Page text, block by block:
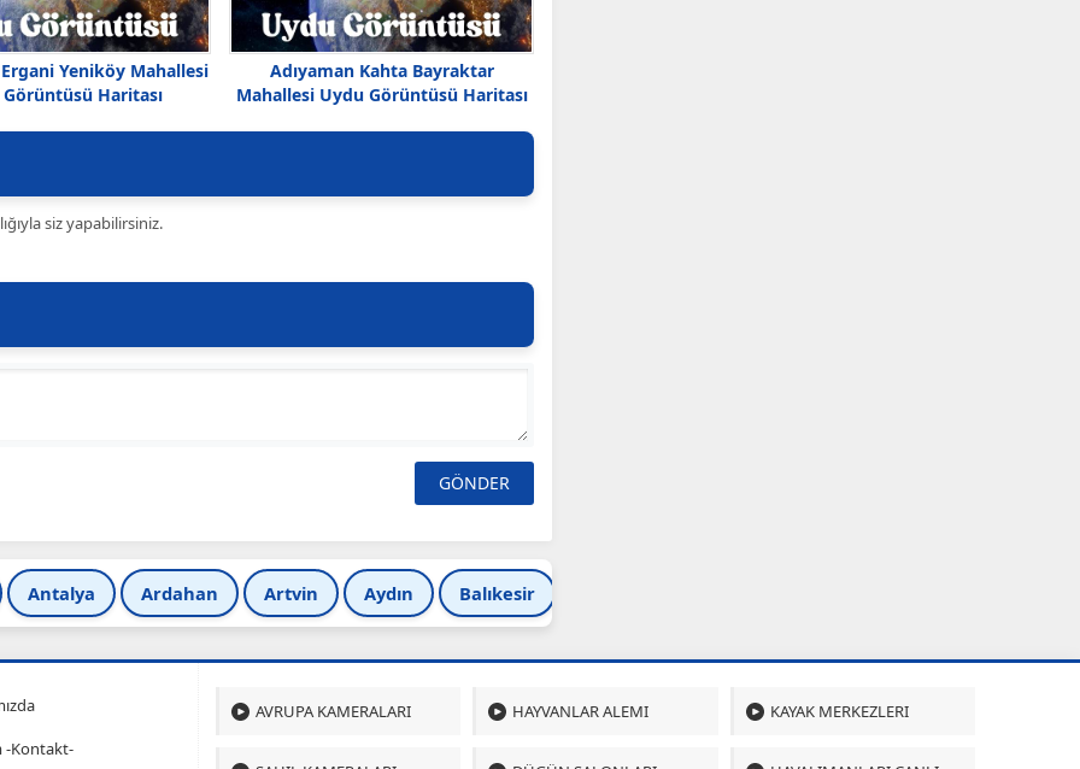
Yeniköy Mahallesi
Haritası
Adıyaman Kahta Bayraktar
Mahallesi Uydu Görüntüsü Haritası
siz yapabilirsiniz.
Antalya Ardahan Artvin Aydın Balıkesir
-Kontakt-
AVRUPA KAMERALARI HAYVANLAR ALEMI KAYAK MERKEZLERI